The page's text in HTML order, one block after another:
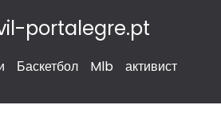
portalegre.pt
Баскетбол Mlb активист